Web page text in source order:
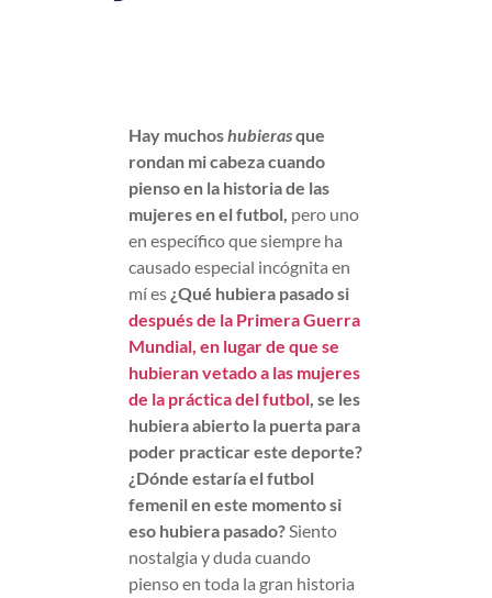
Hay muchoshubierasque
rondan mi cabeza cuando
pienso en la historia de las
mujeres en el futbol, pero uno
en específico que siempre ha
causado especial incógnita en
mí es ¿Qué hubiera pasado si
después de la Primera Guerra
Mundial, en lugar de que se
hubieran vetado a las mujeres
de la práctica del futbol, se les
hubiera abierto la puerta para
poder practicar este deporte?
¿Dónde estaría el futbol
femenil en este momento si
eso hubiera pasado?Siento
nostalgia y duda cuando
pienso en toda la gran historia